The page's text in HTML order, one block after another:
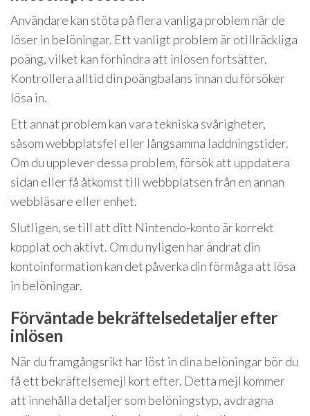
Användare kan stöta på flera vanliga problem när de
löser in belöningar. Ett vanligt problem är otillräckliga
poäng, vilket kan förhindra att inlösen fortsätter.
Kontrollera alltid din poängbalans innan du försöker
lösa in.
Ett annat problem kan vara tekniska svårigheter,
såsom webbplatsfel eller långsamma laddningstider.
Om du upplever dessa problem, försök att uppdatera
sidan eller få åtkomst till webbplatsen från en annan
webbläsare eller enhet.
Slutligen, se till att ditt Nintendo-konto är korrekt
kopplat och aktivt. Om du nyligen har ändrat din
kontoinformation kan det påverka din förmåga att lösa
in belöningar.
Förväntade bekräftelsedetaljer efter
inlösen
När du framgångsrikt har löst in dina belöningar bör du
få ett bekräftelsemejl kort efter. Detta mejl kommer
att innehålla detaljer som belöningstyp, avdragna